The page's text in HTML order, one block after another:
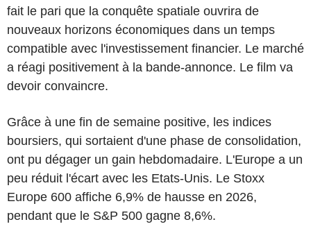
fait le pari que la conquête spatiale ouvrira de
nouveaux horizons économiques dans un temps
compatible avec l'investissement financier. Le marché
a réagi positivement à la bande-annonce. Le film va
devoir convaincre.
Grâce à une fin de semaine positive, les indices
boursiers, qui sortaient d'une phase de consolidation,
ont pu dégager un gain hebdomadaire. L'Europe a un
peu réduit l'écart avec les Etats-Unis. Le Stoxx
Europe 600 affiche 6,9% de hausse en 2026,
pendant que le S&P 500 gagne 8,6%.